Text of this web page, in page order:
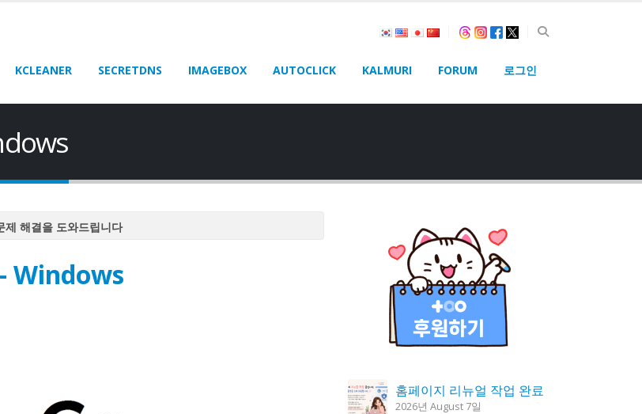
KCLEANER SECRETDNS IMAGEBOX AUTOCLICK KALMURI FORUM 로그인
제 해결을 도와드립니다
제 해결을 도와드립니다
해결을 도와드립니다
Windows
홈페이지 리뉴얼 작업 완료
2026년 August 7일